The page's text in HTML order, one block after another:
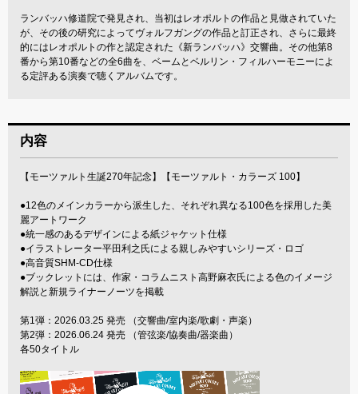
ランバッハ修道院で発見され、当初はレオポルトの作品と見做されていた
が、その後の研究によってヴォルフガングの作品と訂正され、さらに最終
的にはレオポルトの作と認定された《新ランバッハ》交響曲。その他第8
番から第10番などの全6曲を、ベームとベルリン・フィルハーモニーによ
る定評ある演奏で聴くアルバムです。
内容
【モーツァルト生誕270年記念】【モーツァルト・カラーズ 100】
●12色のメインカラーから派生した、それぞれ異なる100色を採用した美
麗アートワーク
●統一感のあるデザインによる紙ジャケット仕様
●イラストレーター平田利之氏による親しみやすいシリーズ・ロゴ
●高音質SHM-CD仕様
●ブックレットには、作家・コラムニスト高野麻衣氏による色のイメージ
解説と新規ライナーノーツを掲載
第1弾：2026.03.25 発売 （交響曲/室内楽/歌劇・声楽）
第2弾：2026.06.24 発売 （管弦楽/協奏曲/器楽曲）
各50タイトル